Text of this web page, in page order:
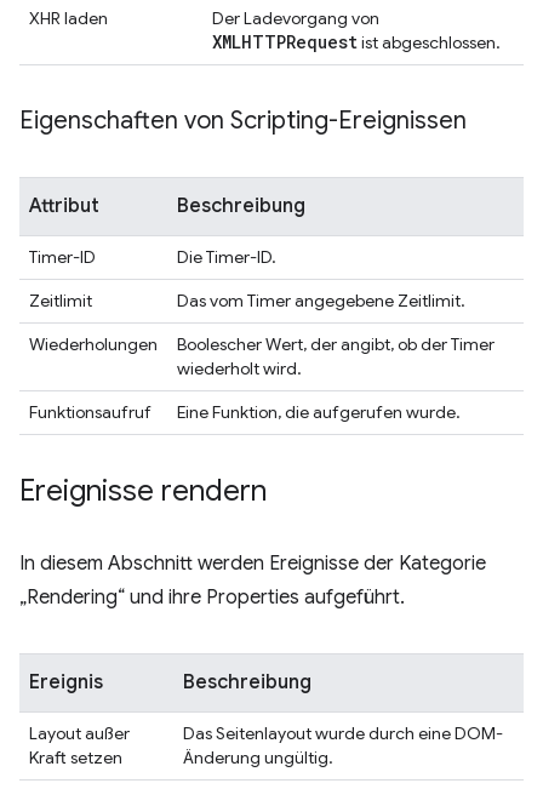
XHR laden
Der Ladevorgang von
XMLHTTPRequestist abgeschlossen.
Eigenschaften von Scripting-Ereignissen
Attribut Beschreibung
Timer-ID
Die Timer-ID.
Zeitlimit
Das vom Timer angegebene Zeitlimit.
Wiederholungen
Boolescher Wert, der angibt, ob der Timer
wiederholt wird.
Funktionsaufruf
Eine Funktion, die aufgerufen wurde.
Ereignisse rendern
In diesem Abschnitt werden Ereignisse der Kategorie
„Rendering“ und ihre Properties aufgeführt.
Ereignis Beschreibung
Layout außer
Kraft setzen
Das Seitenlayout wurde durch eine DOM-
Änderung ungültig.